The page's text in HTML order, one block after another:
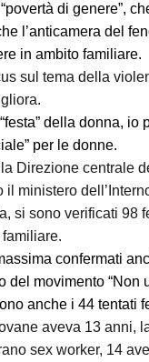
di genere”,
l’anticamera del
in ambito familiare.
sul tema della
della donna, io
per le donne.
Direzione centrale
il ministero
si sono verificati 98
confermati
del movimento “Non
anche i 44 tentati
aveva 13 anni,
sex worker, 14